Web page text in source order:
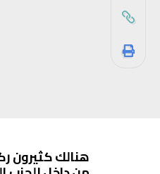
هنالك كثيرون